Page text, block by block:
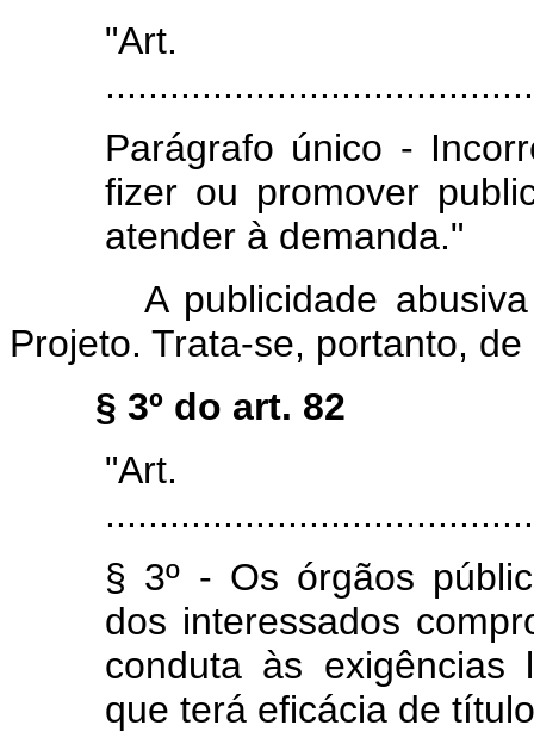
Parágrafo único -
fizer ou promover
atender à demanda."
A publicidade abusiva
Projeto. Trata-se, portanto,
§ 3º do art. 82
§ 3º - Os órgãos
dos interessados
conduta às exigências
que terá eficácia de